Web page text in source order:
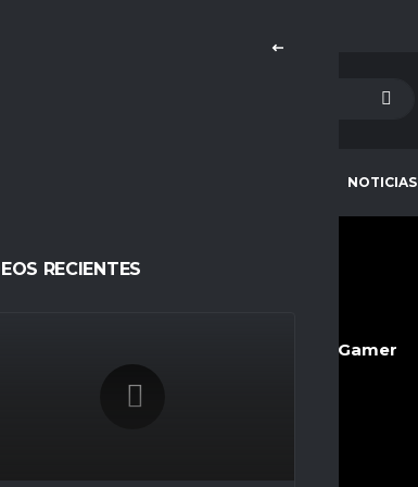
NOTICIAS
RECIENTES
A_GRIEZMANN_7
Ascension, Espacio Gamer
Temporada 23